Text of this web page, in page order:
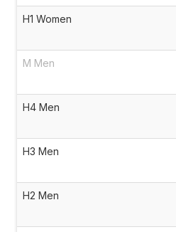
H1 Women
M Men
H4 Men
H3 Men
H2 Men